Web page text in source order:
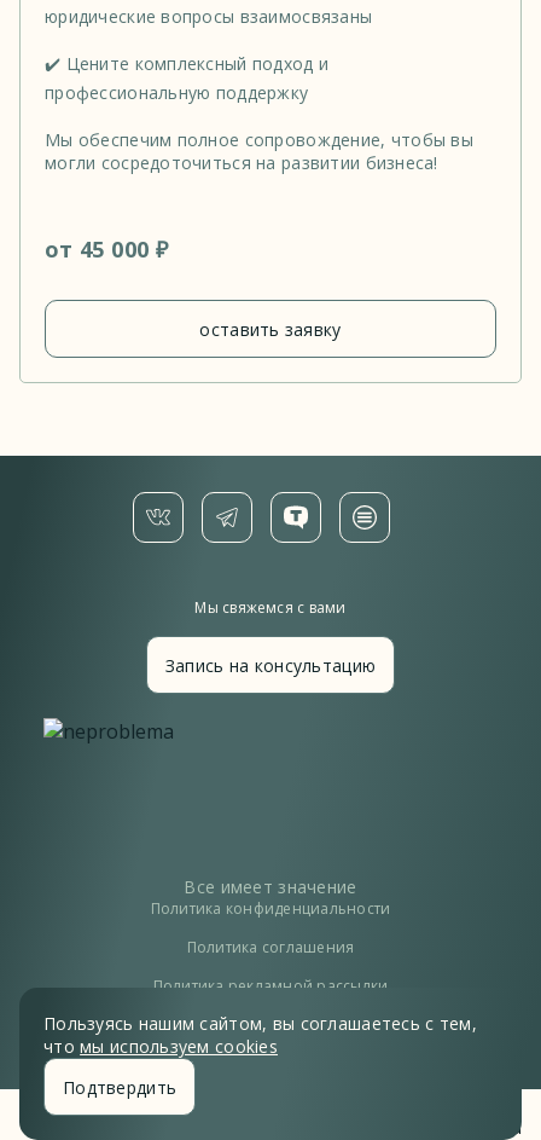
юридические вопросы взаимосвязаны
✔️ Цените комплексный подход и
профессиональную поддержку
Мы обеспечим полное сопровождение, чтобы вы
могли сосредоточиться на развитии бизнеса!
от 45 000 ₽
оставить заявку
Мы свяжемся с вами
Запись на консультацию
Все имеет значение
Политика конфиденциальности
Политика соглашения
Политика рекламной рассылки
Оферта
Пользуясь нашим сайтом, вы соглашаетесь с тем,
чтомы используем cookies
Подтвердить